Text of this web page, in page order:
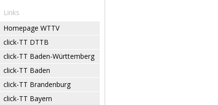
Links
Homepage WTTV
click-TT DTTB
click-TT Baden-Württemberg
click-TT Baden
click-TT Brandenburg
click-TT Bayern